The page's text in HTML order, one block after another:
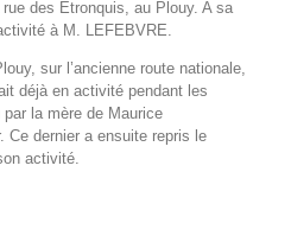
des Etronquis, au Plouy. A sa
à M. LEFEBVRE.
sur l’ancienne route nationale,
déjà en activité pendant les
la mère de Maurice
Ce dernier a ensuite repris le
activité.